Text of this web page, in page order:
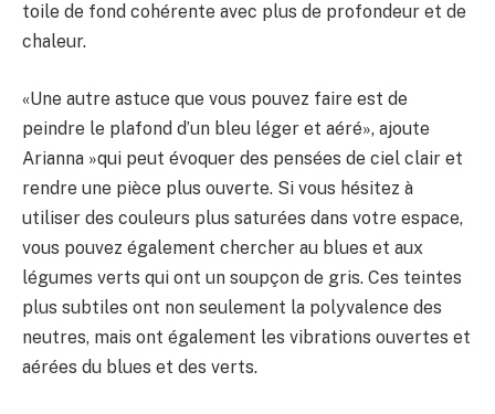
toile de fond cohérente avec plus de profondeur et de
chaleur.
«Une autre astuce que vous pouvez faire est de
peindre le plafond d’un bleu léger et aéré», ajoute
Arianna »qui peut évoquer des pensées de ciel clair et
rendre une pièce plus ouverte. Si vous hésitez à
utiliser des couleurs plus saturées dans votre espace,
vous pouvez également chercher au blues et aux
légumes verts qui ont un soupçon de gris. Ces teintes
plus subtiles ont non seulement la polyvalence des
neutres, mais ont également les vibrations ouvertes et
aérées du blues et des verts.